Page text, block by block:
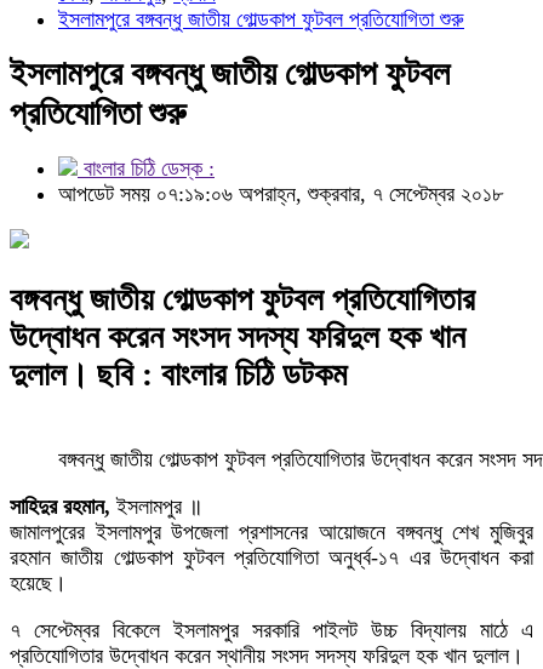
ইসলামপুরে বঙ্গবন্ধু জাতীয় গোল্ডকাপ ফুটবল প্রতিযোগিতা শুরু
ইসলামপুরে বঙ্গবন্ধু জাতীয় গোল্ডকাপ ফুটবল
প্রতিযোগিতা শুরু
বাংলার চিঠি ডেস্ক :
আপডেট সময় ০৭:১৯:০৬ অপরাহ্ন, শুক্রবার, ৭ সেপ্টেম্বর ২০১৮
বঙ্গবন্ধু জাতীয় গোল্ডকাপ ফুটবল প্রতিযোগিতার
উদ্বোধন করেন সংসদ সদস্য ফরিদুল হক খান
দুলাল। ছবি : বাংলার চিঠি ডটকম
বঙ্গবন্ধু জাতীয় গোল্ডকাপ ফুটবল প্রতিযোগিতার উদ্বোধন করেন সংসদ
সাহিদুর রহমান, ইসলামপুর ॥
জামালপুরের ইসলামপুর উপজেলা প্রশাসনের আয়োজনে বঙ্গবন্ধু শেখ মুজিবুর
রহমান জাতীয় গোল্ডকাপ ফুটবল প্রতিযোগিতা অনুর্ধ্ব-১৭ এর উদ্বোধন করা
হয়েছে।
৭ সেপ্টেম্বর বিকেলে ইসলামপুর সরকারি পাইলট উচ্চ বিদ্যালয় মাঠে এ
প্রতিযোগিতার উদ্বোধন করেন স্থানীয় সংসদ সদস্য ফরিদুল হক খান দুলাল।